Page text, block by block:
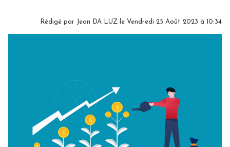
Rédigé par Jean DA LUZ le Vendredi 25 Août 2023 à 10:34